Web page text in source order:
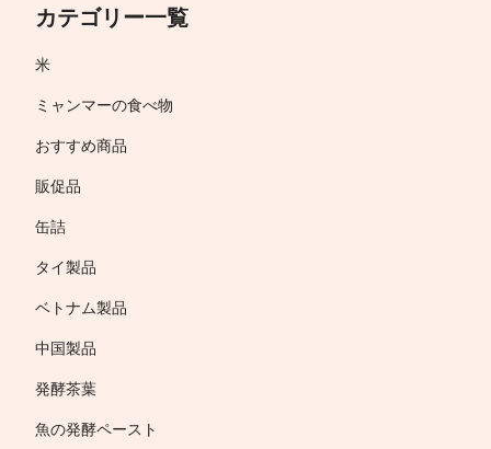
カテゴリー一覧
米
ミャンマーの食べ物
おすすめ商品
販促品
缶詰
タイ製品
ベトナム製品
中国製品
発酵茶葉
魚の発酵ペースト